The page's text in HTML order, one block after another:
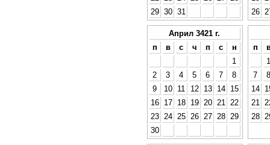
29 30 31
26
Април 3421 г.
п
в с ч п с
н
1
2
3 4 5 6 7
8
9
10 11 12 13 14
15
16
17 18 19 20 21
22
23
24 25 26 27 28
29
30
п
1
7
8
14
21
28